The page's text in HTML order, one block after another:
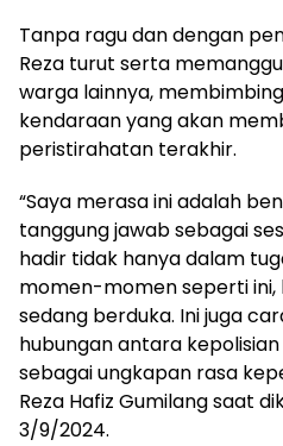
Tanpa ragu dan dengan
Reza turut serta
warga lainnya,
kendaraan yang akan
peristirahatan terakhir.
“Saya merasa ini adalah
tanggung jawab sebagai
hadir tidak hanya dalam
momen-momen seperti
sedang berduka. Ini juga
hubungan antara
sebagai ungkapan rasa
Reza Hafiz Gumilang saat
3/9/2024.